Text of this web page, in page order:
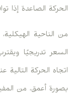
الحركة الصاعدة إذا
من الناحية
السعر تدريجيًا
اتجاه الحركة
بصورة أعمق، من